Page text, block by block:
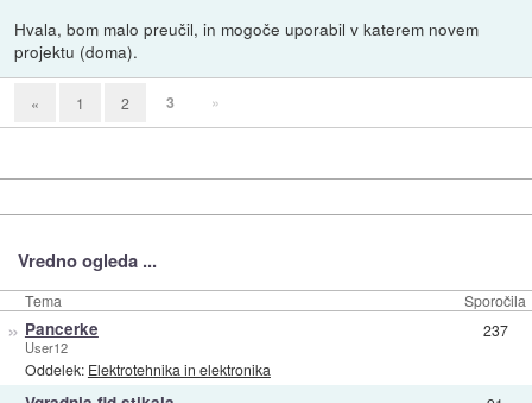
Hvala, bom malo preučil, in mogoče uporabil v katerem novem
projektu (doma).
« 1 2 3 »
Vredno ogleda ...
Tema Sporočila
» Pancerke
User12
Oddelek: Elektrotehnika in elektronika
237